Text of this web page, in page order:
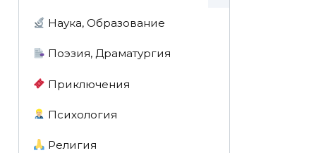
Наука, Образование
Поэзия, Драматургия
Приключения
Психология
Религия